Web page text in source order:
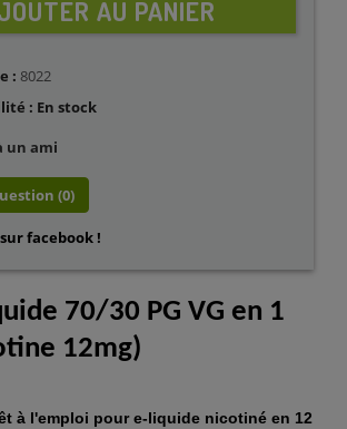
AU PANIER
: 8022
: En stock
un ami
(0)
facebook !
70/30 PG VG en 1
12mg)
à l'emploi pour e-liquide nicotiné en 12